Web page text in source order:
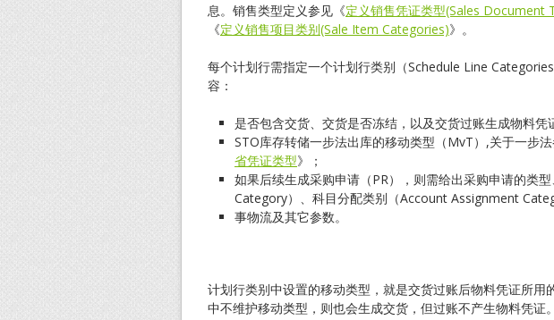
息。销售类型定义参见《定义销售凭证类型(Sales Document
《定义销售项目类别(Sale Item Categories)》。
每个计划行需指定一个计划行类别（Schedule Line
容：
是否包含交货、交货是否冻结，以及交货过账生成物料凭
STO库存转储一步法出库的移动类型（MvT）,关于一步
省凭证类型》；
如果后续生成采购申请（PR），则需给出采购申请的类
Category）、科目分配类别（Account Assignment
事物流及其它参数。
计划行类别中设置的移动类型，就是交货过账后物料凭证所用
中不维护移动类型，则也会生成交货，但过账不产生物料凭证。